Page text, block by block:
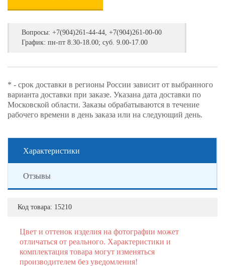
Вопросы: +7(904)261-44-44, +7(904)261-00-00
График: пн-пт 8.30-18.00; суб. 9.00-17.00
* - срок доставки в регионы России зависит от выбранного
варианта доставки при заказе. Указана дата доставки по
Московской области. Заказы обрабатываются в течение
рабочего времени в день заказа или на следующий день.
Характеристики
Отзывы
Код товара: 15210
Цвет и оттенок изделия на фотографии может
отличаться от реального. Характеристики и
комплектация товара могут изменяться
производителем без уведомления!